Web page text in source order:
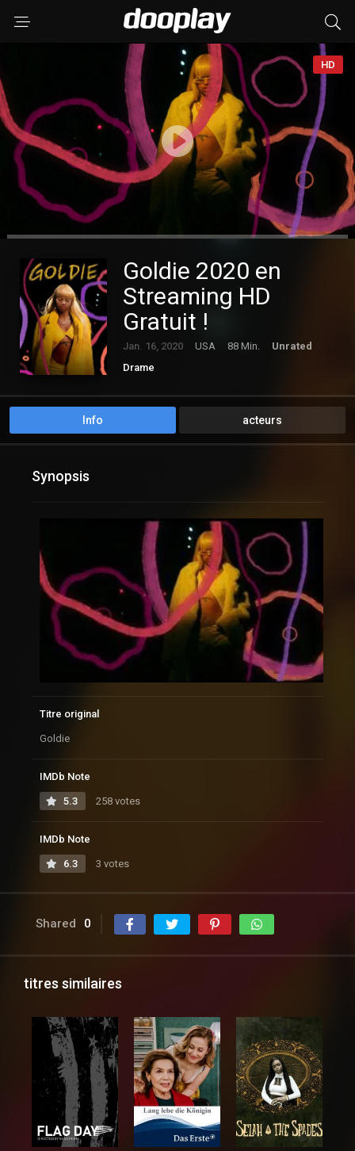
HD
Goldie 2020 en
Streaming HD
Gratuit !
Jan. 16, 2020 USA 88 Min.
Unrated
Drame
Info acteurs
Synopsis
Titre original
Goldie
IMDb Note
5.3 258 votes
IMDb Note
6.3 3 votes
Shared 0
titres similaires